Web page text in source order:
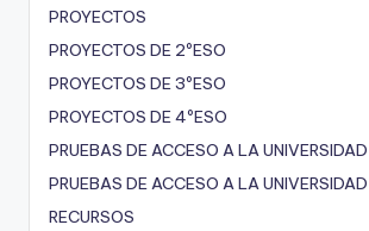
PROYECTOS
PROYECTOS DE 2ºESO
PROYECTOS DE 3ºESO
PROYECTOS DE 4ºESO
PRUEBAS DE ACCESO A LA UNIVERSIDAD
PRUEBAS DE ACCESO A LA UNIVERSIDAD
RECURSOS